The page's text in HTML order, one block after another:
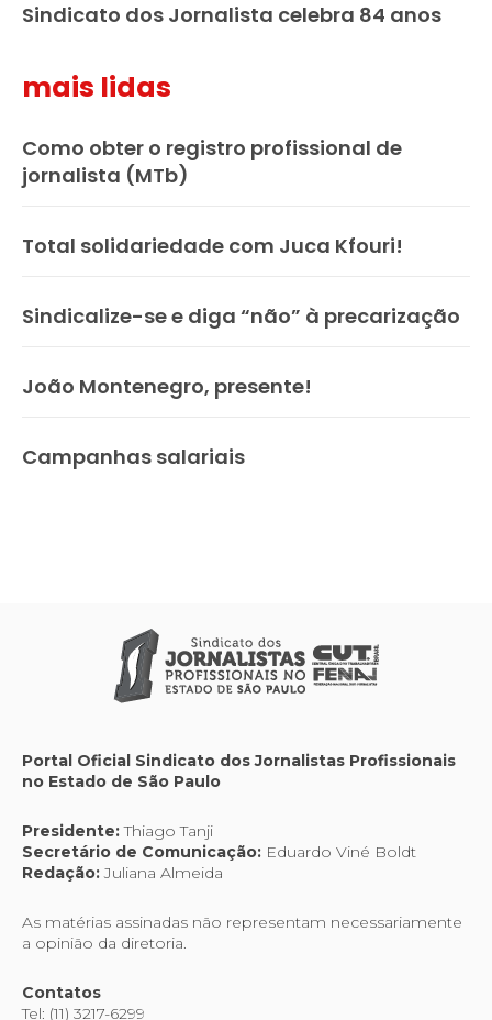
Sindicato dos Jornalista celebra 84 anos
mais lidas
Como obter o registro profissional de
jornalista (MTb)
Total solidariedade com Juca Kfouri!
Sindicalize-se e diga “não” à precarização
João Montenegro, presente!
Campanhas salariais
Portal Oficial Sindicato dos Jornalistas Profissionais
no Estado de São Paulo
Presidente:Thiago Tanji
Secretário de Comunicação: Eduardo Viné Boldt
Redação:Juliana Almeida
As matérias assinadas não representam necessariamente
a opinião da diretoria.
Contatos
Tel: (11) 3217-6299